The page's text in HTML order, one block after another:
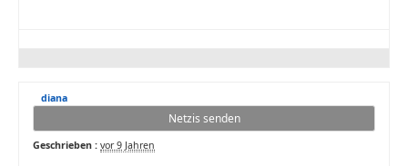
diana
Netzis senden
Geschrieben : vor 9 Jahren